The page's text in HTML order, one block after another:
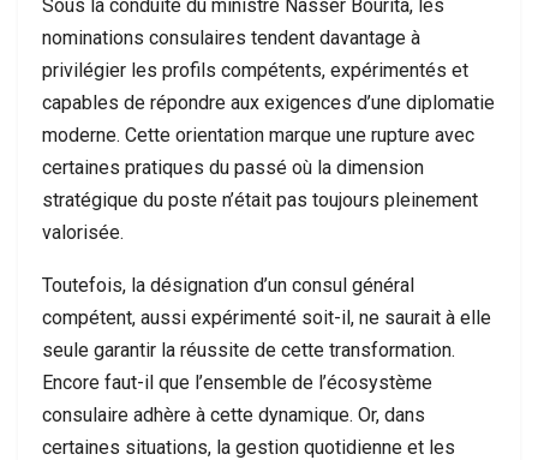
Sous la conduite du ministre Nasser Bourita, les
nominations consulaires tendent davantage à
privilégier les profils compétents, expérimentés et
capables de répondre aux exigences d’une diplomatie
moderne. Cette orientation marque une rupture avec
certaines pratiques du passé où la dimension
stratégique du poste n’était pas toujours pleinement
valorisée.
Toutefois, la désignation d’un consul général
compétent, aussi expérimenté soit-il, ne saurait à elle
seule garantir la réussite de cette transformation.
Encore faut-il que l’ensemble de l’écosystème
consulaire adhère à cette dynamique. Or, dans
certaines situations, la gestion quotidienne et les